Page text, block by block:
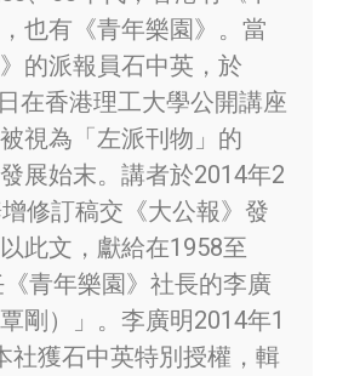
也有《青年樂園》。當
的派報員石中英，於
在香港理工大學公開講座
視為「左派刊物」的
發展始末。講者於2014年2
修訂稿交《大公報》發
此文，獻給在1958至
青年樂園》社長的李廣
剛）」。李廣明2014年1
社獲石中英特別授權，輯